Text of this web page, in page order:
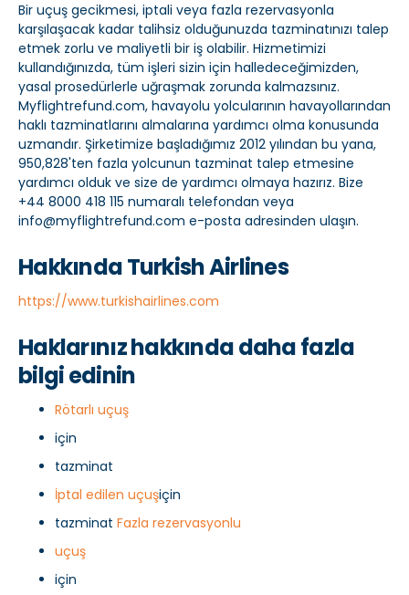
Bir uçuş gecikmesi, iptali veya fazla rezervasyonla
karşılaşacak kadar talihsiz olduğunuzda tazminatınızı talep
etmek zorlu ve maliyetli bir iş olabilir. Hizmetimizi
kullandığınızda, tüm işleri sizin için halledeceğimizden,
yasal prosedürlerle uğraşmak zorunda kalmazsınız.
Myflightrefund.com, havayolu yolcularının havayollarından
haklı tazminatlarını almalarına yardımcı olma konusunda
uzmandır. Şirketimize başladığımız 2012 yılından bu yana,
950,828'ten fazla yolcunun tazminat talep etmesine
yardımcı olduk ve size de yardımcı olmaya hazırız. Bize
+44 8000 418 115 numaralı telefondan veya
info@myflightrefund.com e-posta adresinden ulaşın.
Hakkında Turkish Airlines
https://www.turkishairlines.com
Haklarınız hakkında daha fazla
bilgi edinin
Rötarlı uçuş
için
tazminat
İptal edilen uçuşiçin
tazminat Fazla rezervasyonlu
uçuş
için